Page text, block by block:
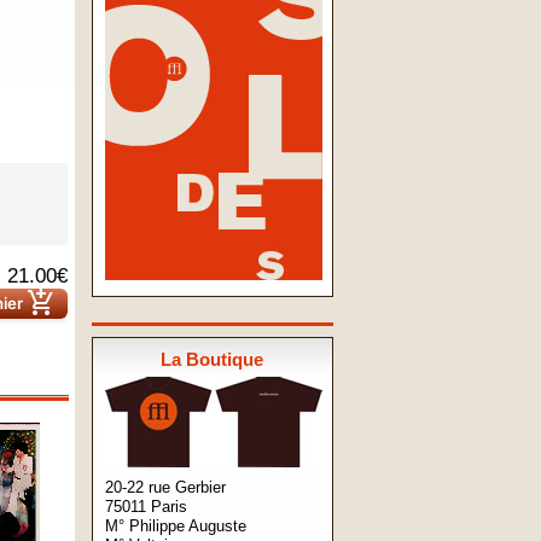
La Boutique
20-22 rue Gerbier
75011 Paris
M° Philippe Auguste
21.00€
add_shopping_cart